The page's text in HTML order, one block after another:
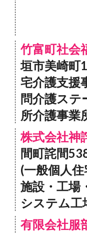
竹富町社会
垣市美崎
宅介護支
問介護ス
所介護事業
株式会社神
間町詫間
(一般個人
施設・工場
システム工
有限会社服